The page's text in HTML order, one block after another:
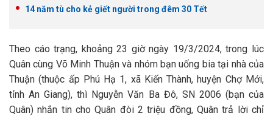
14 năm tù cho kẻ giết người trong đêm 30 Tết
Theo cáo trạng, khoảng 23 giờ ngày 19/3/2024, trong lúc
Quân cùng Võ Minh Thuận và nhóm bạn uống bia tại nhà của
Thuận (thuộc ấp Phú Hạ 1, xã Kiến Thành, huyện Chợ Mới,
tỉnh An Giang), thì Nguyễn Văn Ba Đô, SN 2006 (bạn của
Quân) nhắn tin cho Quân đòi 2 triệu đồng, Quân trả lời chỉ